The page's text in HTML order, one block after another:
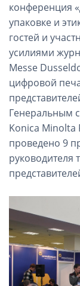
конференция
упаковке и
гостей и
усилиями
Messe
цифровой
Генеральным
Konica Minolta
проведено 9
руководителя